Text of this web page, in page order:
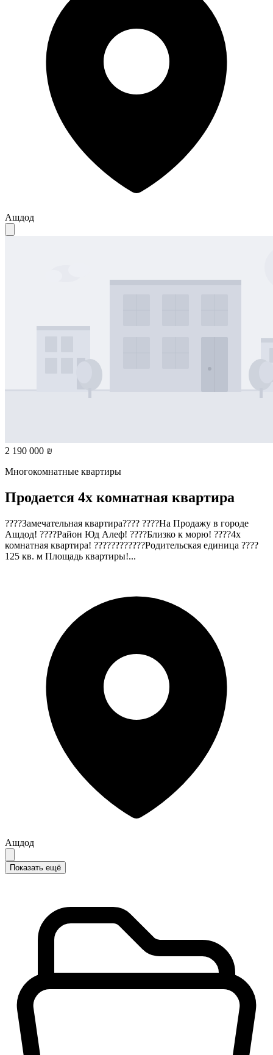
Ашдод
2 190 000 ₪
Многокомнатные квартиры
Продается 4х комнатная квартира
????Замечательная квартира???? ????На Продажу в городе
Ашдод! ????Район Юд Алеф! ????Близко к морю! ????4х
комнатная квартира! ????‍????‍????Родительская единица ????
125 кв. м Площадь квартиры!...
Ашдод
Показать ещё